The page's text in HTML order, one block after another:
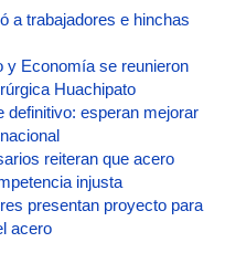
a trabajadores e hinchas
y Economía se reunieron
Huachipato
definitivo: esperan mejorar
reiteran que acero
injusta
presentan proyecto para
acero